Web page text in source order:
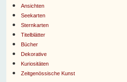
Ansichten
Seekarten
Sternkarten
Titelblätter
Bücher
Dekorative
Kuriositäten
Zeitgenössische Kunst